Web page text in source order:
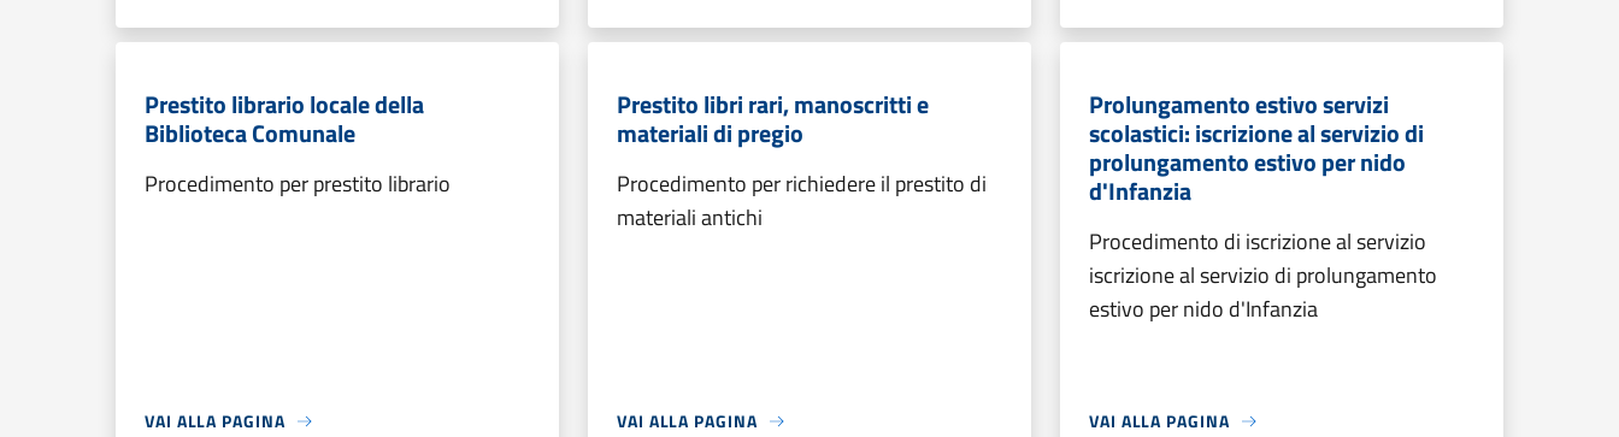
Prestito librario locale della
Biblioteca Comunale
Procedimento per prestito librario
VAI ALLA PAGINA
Prestito libri rari, manoscritti e
materiali di pregio
Procedimento per richiedere il prestito di
materiali antichi
VAI ALLA PAGINA
Prolungamento estivo servizi
scolastici: iscrizione al servizio di
prolungamento estivo per nido
d'Infanzia
Procedimento di iscrizione al servizio
iscrizione al servizio di prolungamento
estivo per nido d'Infanzia
VAI ALLA PAGINA